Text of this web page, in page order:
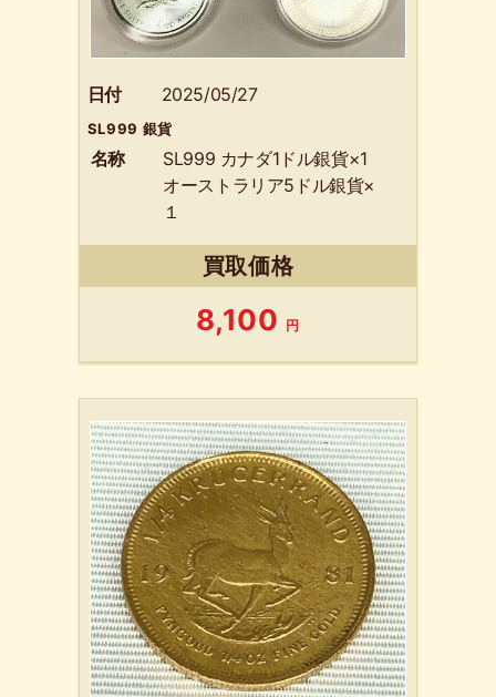
日付 2025/05/27
SL999 銀貨
名称
SL999 カナダ1ドル銀貨×1
オーストラリア5ドル銀貨×
１
買取価格
8,100 円